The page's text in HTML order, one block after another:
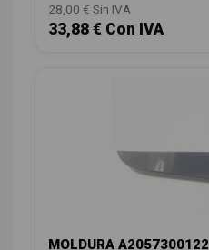
28,00 € Sin IVA
33,88 € Con IVA
MOLDURA A2057300122